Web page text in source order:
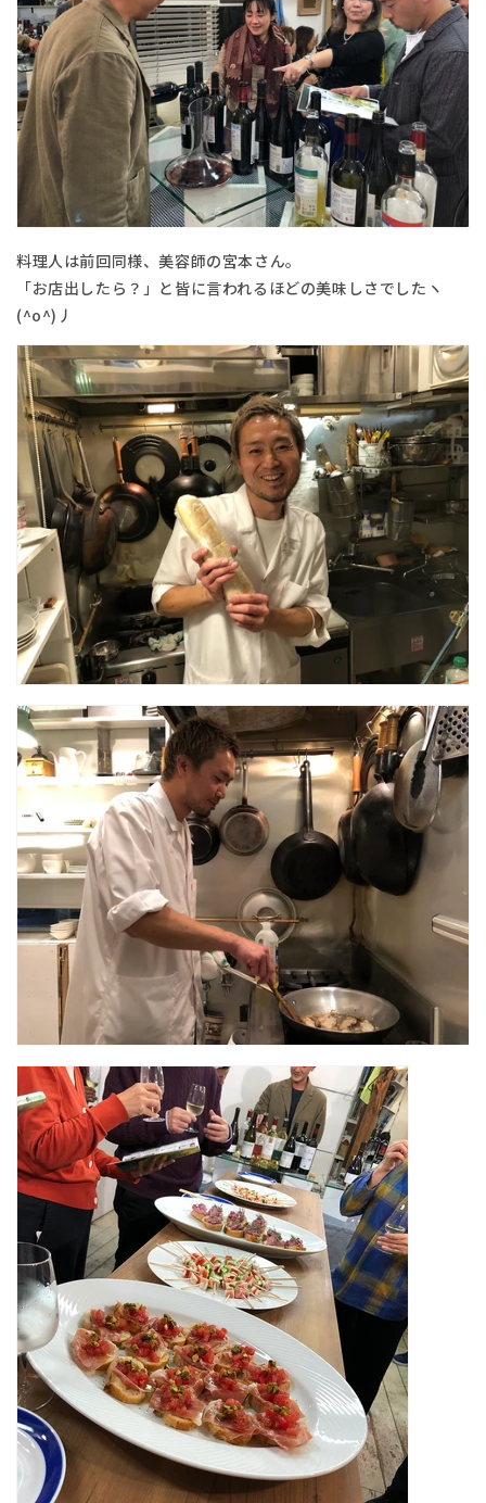
料理人は前回同様、美容師の宮本さん。
「お店出したら？」と皆に言われるほどの美味しさでしたヽ
(^o^)丿